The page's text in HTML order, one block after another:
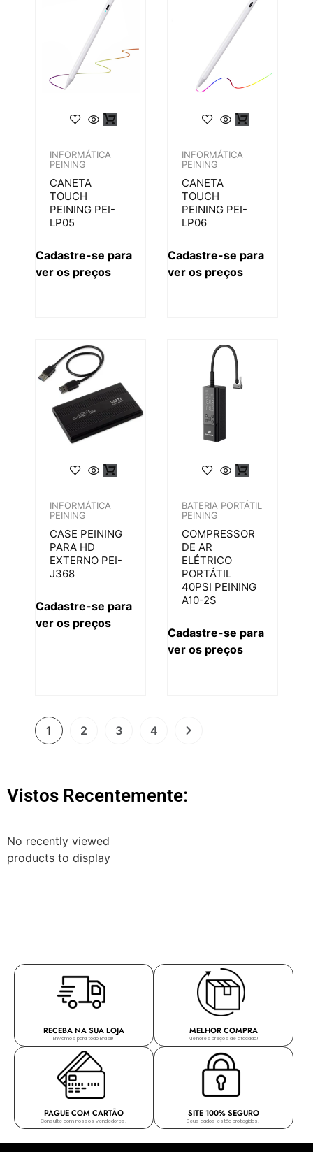
INFORMÁTICA
PEINING
CANETA
TOUCH
PEINING PEI-
LP05
Cadastre-se para
ver os preços
INFORMÁTICA
PEINING
CANETA
TOUCH
PEINING PEI-
LP06
Cadastre-se para
ver os preços
INFORMÁTICA
PEINING
CASE PEINING
PARA HD
EXTERNO PEI-
J368
Cadastre-se para
ver os preços
BATERIA PORTÁTIL
PEINING
COMPRESSOR
DE AR
ELÉTRICO
PORTÁTIL
40PSI PEINING
A10-2S
Cadastre-se para
ver os preços
1 2 3 4
Vistos Recentemente:
No recently viewed
products to display
RECEBA NA SUA LOJA
Enviamos para todo Brasil!
MELHOR COMPRA
Melhores preços de atacado!
PAGUE COM CARTÃO
Consulte com nossos vendedores!
SITE 100% SEGURO
Seus dados estão protegidos!